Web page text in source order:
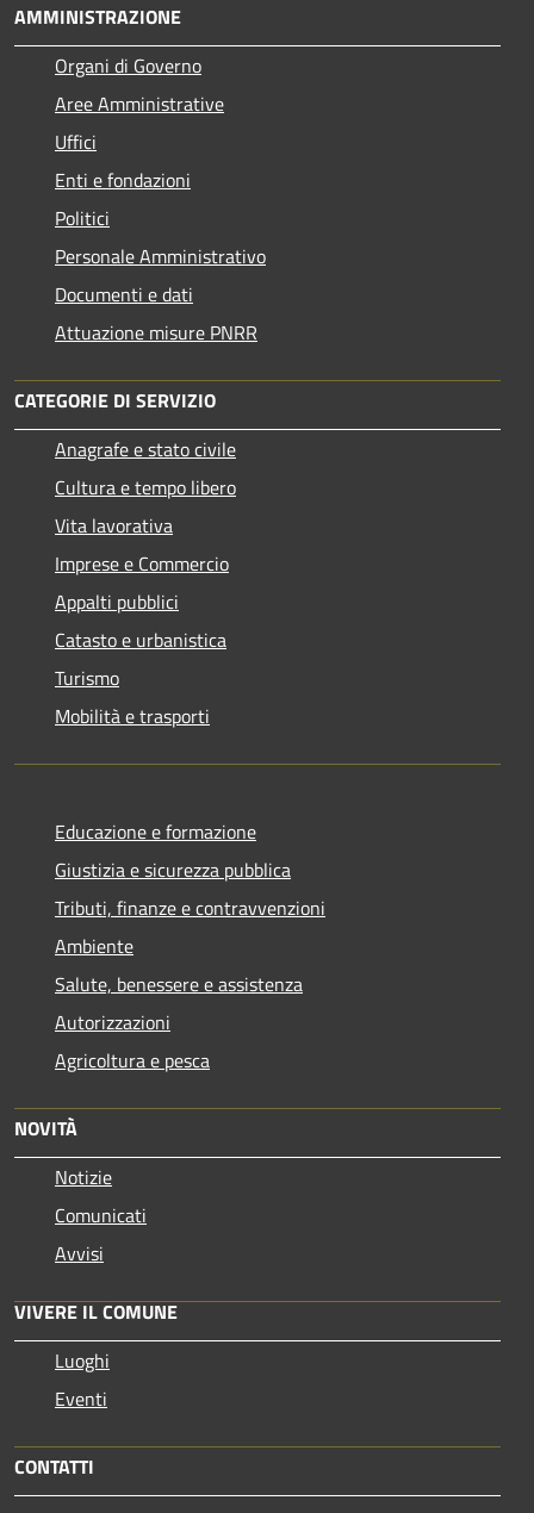
AMMINISTRAZIONE
Organi di Governo
Aree Amministrative
Uffici
Enti e fondazioni
Politici
Personale Amministrativo
Documenti e dati
Attuazione misure PNRR
CATEGORIE DI SERVIZIO
Anagrafe e stato civile
Cultura e tempo libero
Vita lavorativa
Imprese e Commercio
Appalti pubblici
Catasto e urbanistica
Turismo
Mobilità e trasporti
Educazione e formazione
Giustizia e sicurezza pubblica
Tributi, finanze e contravvenzioni
Ambiente
Salute, benessere e assistenza
Autorizzazioni
Agricoltura e pesca
NOVITÀ
Notizie
Comunicati
Avvisi
VIVERE IL COMUNE
Luoghi
Eventi
CONTATTI